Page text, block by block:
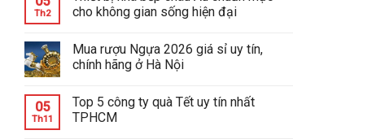
Th2
cho không gian sống hiện đại
Mua rượu Ngựa 2026 giá sỉ uy tín,
chính hãng ở Hà Nội
05
Th11
Top 5 công ty quà Tết uy tín nhất
TPHCM